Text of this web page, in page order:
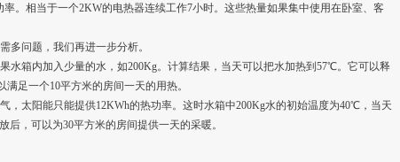
。相当于一个2KW的电热器连续工作7小时。这些热量如果集中使用在卧室、客
多问题，我们再进一步分析。
水箱内加入少量的水，如200Kg。计算结果，当天可以把水加热到57℃。它可以释
足一个10平方米的房间一天的用热。
，太阳能只能提供12KWh的热功率。这时水箱中200Kg水的初始温度为40℃，当天
，可以为30平方米的房间提供一天的采暖。